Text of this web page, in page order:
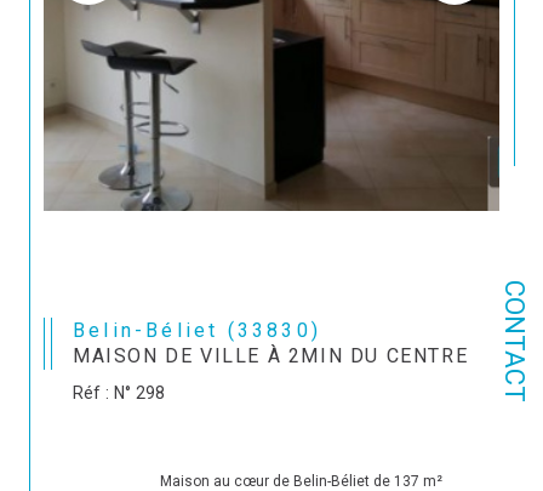
CONTACT
Belin-Béliet (33830)
MAISON DE VILLE À 2MIN DU CENTRE
Réf : N° 298